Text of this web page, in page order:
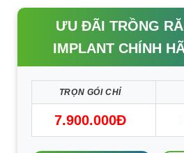
ƯU ĐÃI TRỒNG
IMPLANT CHÍNH
TRỌN GÓI CHỈ
7.900.000Đ